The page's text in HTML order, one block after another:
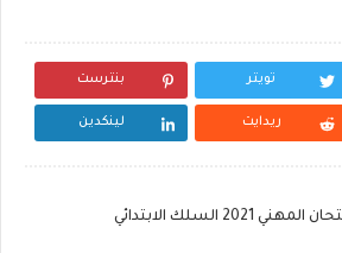
تويتر بنترست
ريدايت لينكدين
السلك الابتدائي